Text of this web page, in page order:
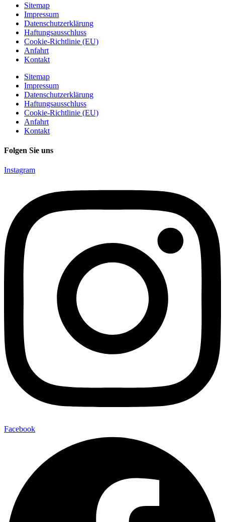
Sitemap
Impressum
Datenschutzerklärung
Haftungsausschluss
Cookie-Richtlinie (EU)
Anfahrt
Kontakt
Sitemap
Impressum
Datenschutzerklärung
Haftungsausschluss
Cookie-Richtlinie (EU)
Anfahrt
Kontakt
Folgen Sie uns
Instagram
Facebook